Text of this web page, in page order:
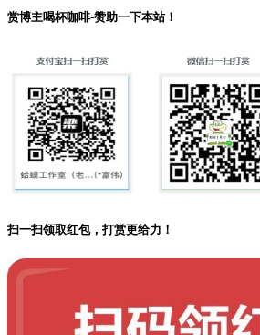
赏博主喝杯咖啡-赞助一下本站！
扫一扫领取红包，打赏更给力！